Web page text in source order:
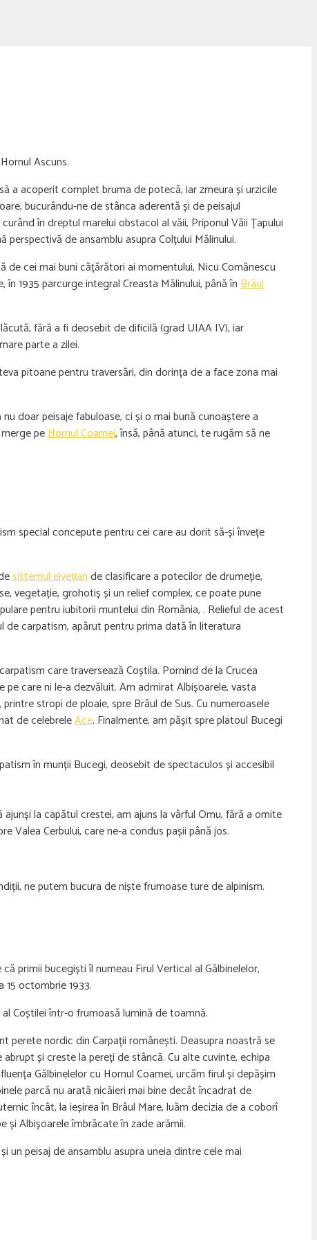
Ascuns.
a acoperit complet bruma de potecă, iar zmeura și urzicile
bucurându-ne de stânca aderentă și de peisajul
în dreptul marelui obstacol al văii, Priponul Văii Țapului
de ansamblu asupra Colțului Mălinului.
cei mai buni cățărători ai momentului, Nicu Comănescu
1935 parcurge integral Creasta Mălinului, până înBrâul
fără a fi deosebit de dificilă (grad UIAA IV), iar
parte a zilei.
pitoane pentru traversări, din dorința de a face zona mai
doar peisaje fabuloase, ci și o mai bună cunoaștere a
peHornul Coamei, însă, până atunci, te rugăm să ne
special concepute pentru cei care au dorit să-și învețe
sistemul elvețiande clasificare a potecilor de drumeție,
vegetație, grohotiș și un relief complex, ce poate pune
pentru iubitorii muntelui din România, . Relieful de acest
carpatism, apărut pentru prima dată în literatura
care traversează Coștila. Pornind de la Crucea
care ni le-a dezvăluit. Am admirat Albișoarele, vasta
stropi de ploaie, spre Brâul de Sus. Cu numeroasele
de celebreleAce. Finalmente, am pășit spre platoul Bucegi
în munții Bucegi, deosebit de spectaculos și accesibil
la capătul crestei, am ajuns la vârful Omu, fără a omite
Valea Cerbului, care ne-a condus pașii până jos.
ne putem bucura de niște frumoase ture de alpinism.
primii bucegiști îl numeau Firul Vertical al Gălbinelelor,
octombrie 1933.
Coștilei într-o frumoasă lumină de toamnă.
perete nordic din Carpații românești. Deasupra noastră se
și creste la pereți de stâncă. Cu alte cuvinte, echipa
Gălbinelelor cu Hornul Coamei, urcăm firul și depășim
parcă nu arată nicăieri mai bine decât încadrat de
încât, la ieșirea în Brâul Mare, luăm decizia de a coborî
și Albișoarele îmbrăcate în zade arămii.
peisaj de ansamblu asupra uneia dintre cele mai